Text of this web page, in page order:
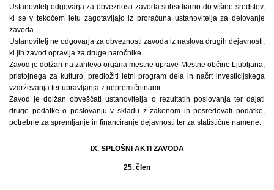
Ustanovitelj odgovarja za obveznosti zavoda subsidiarno do višine sredstev,
ki se v tekočem letu zagotavljajo iz proračuna ustanovitelja za delovanje
zavoda.
Ustanovitelj ne odgovarja za obveznosti zavoda iz naslova drugih dejavnosti,
ki jih zavod opravlja za druge naročnike.
Zavod je dolžan na zahtevo organa mestne uprave Mestne občine Ljubljana,
pristojnega za kulturo, predložiti letni program dela in načrt investicijskega
vzdrževanja ter upravljanja z nepremičninami.
Zavod je dolžan obveščati ustanovitelja o rezultatih poslovanja ter dajati
druge podatke o poslovanju v skladu z zakonom in posredovati podatke,
potrebne za spremljanje in financiranje dejavnosti ter za statistične namene.
IX. SPLOŠNI AKTI ZAVODA
25. člen